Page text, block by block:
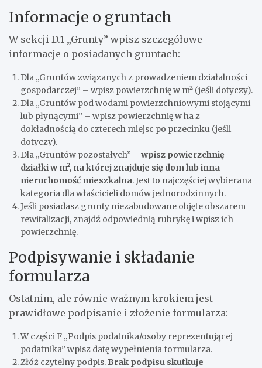
Informacje o gruntach
W sekcji D.1 „Grunty” wpisz szczegółowe
informacje o posiadanych gruntach:
Dla „Gruntów związanych z prowadzeniem działalności
gospodarczej” – wpisz powierzchnię w m² (jeśli dotyczy).
Dla „Gruntów pod wodami powierzchniowymi stojącymi
lub płynącymi” – wpisz powierzchnię w ha z
dokładnością do czterech miejsc po przecinku (jeśli
dotyczy).
Dla „Gruntów pozostałych” – wpisz powierzchnię
działki w m², na której znajduje się dom lub inna
nieruchomość mieszkalna. Jest to najczęściej wybierana
kategoria dla właścicieli domów jednorodzinnych.
Jeśli posiadasz grunty niezabudowane objęte obszarem
rewitalizacji, znajdź odpowiednią rubrykę i wpisz ich
powierzchnię.
Podpisywanie i składanie
formularza
Ostatnim, ale równie ważnym krokiem jest
prawidłowe podpisanie i złożenie formularza:
W części F „Podpis podatnika/osoby reprezentującej
podatnika” wpisz datę wypełnienia formularza.
Złóż czytelny podpis. Brak podpisu skutkuje